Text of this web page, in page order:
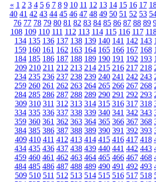
« 1 2 3 4 5 6 7 8 9 10 11 12 13 14 15 16 17
40 41 42 43 44 45 46 47 48 49 50 51 52 53
76 77 78 79 80 81 82 83 84 85 86 87 88 89
108 109 110 111 112 113 114 115 116 117
134 135 136 137 138 139 140 141 142 143
159 160 161 162 163 164 165 166 167 168
184 185 186 187 188 189 190 191 192 193
209 210 211 212 213 214 215 216 217 218
234 235 236 237 238 239 240 241 242 243
259 260 261 262 263 264 265 266 267 268
284 285 286 287 288 289 290 291 292 293
309 310 311 312 313 314 315 316 317 318
334 335 336 337 338 339 340 341 342 343
359 360 361 362 363 364 365 366 367 368
384 385 386 387 388 389 390 391 392 393
409 410 411 412 413 414 415 416 417 418
434 435 436 437 438 439 440 441 442 443
459 460 461 462 463 464 465 466 467 468
484 485 486 487 488 489 490 491 492 493
509 510 511 512 513 514 515 516 517 518